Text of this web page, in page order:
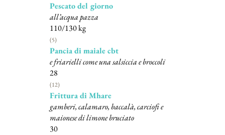
Pescato del giorno
all’acqua pazza
110/130 kg
(5)
Pancia di maiale cbt
e friarielli come una salsiccia e broccoli
28
(12)
Frittura di Mhare
gamberi, calamaro, baccalà, carciofi e
maionese di limone bruciato
30